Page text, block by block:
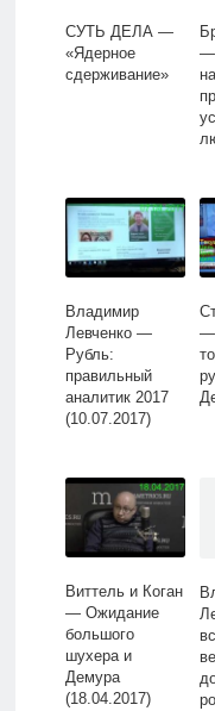
СУТЬ ДЕЛА —
«Ядерное
сдерживание»
—
Владимир
Левченко —
Рубль:
правильный
аналитик 2017
(10.07.2017)
—
Виттель и Коган
— Ожидание
большого
шухера и
Демура
(18.04.2017)